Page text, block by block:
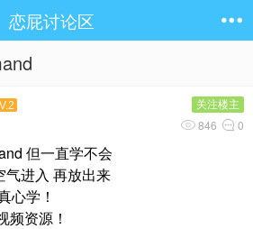
恋屁讨论区
关注楼主
846 0
但一直学不会
气进入 再放出来
心学！
频资源！